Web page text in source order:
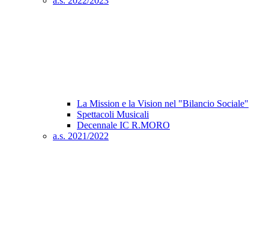
La Mission e la Vision nel "Bilancio Sociale"
Spettacoli Musicali
Decennale IC R.MORO
a.s. 2021/2022